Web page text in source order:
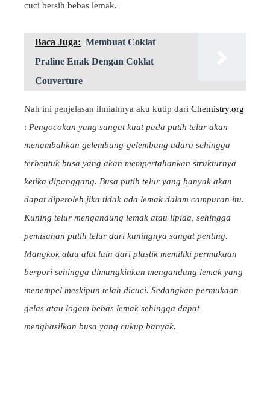
cuci bersih bebas lemak.
Baca Juga: Membuat Coklat
Praline Enak Dengan Coklat
Couverture
Nah ini penjelasan ilmiahnya aku kutip dari Chemistry.org
: Pengocokan yang sangat kuat pada putih telur akan
menambahkan gelembung-gelembung udara sehingga
terbentuk busa yang akan mempertahankan strukturnya
ketika dipanggang. Busa putih telur yang banyak akan
dapat diperoleh jika tidak ada lemak dalam campuran itu.
Kuning telur mengandung lemak atau lipida, sehingga
pemisahan putih telur dari kuningnya sangat penting.
Mangkok atau alat lain dari plastik memiliki permukaan
berpori sehingga dimungkinkan mengandung lemak yang
menempel meskipun telah dicuci. Sedangkan permukaan
gelas atau logam bebas lemak sehingga dapat
menghasilkan busa yang cukup banyak.